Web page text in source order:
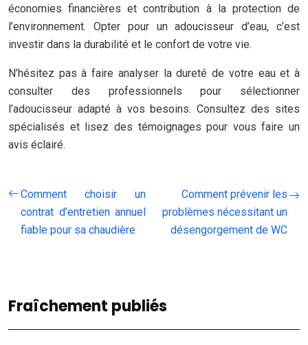
économies financières et contribution à la protection de
l’environnement. Opter pour un adoucisseur d’eau, c’est
investir dans la durabilité et le confort de votre vie.
N’hésitez pas à faire analyser la dureté de votre eau et à
consulter des professionnels pour sélectionner
l’adoucisseur adapté à vos besoins. Consultez des sites
spécialisés et lisez des témoignages pour vous faire un
avis éclairé.
Comment choisir un
contrat d’entretien annuel
fiable pour sa chaudière
Comment prévenir les
problèmes nécessitant un
désengorgement de WC
Fraîchement publiés